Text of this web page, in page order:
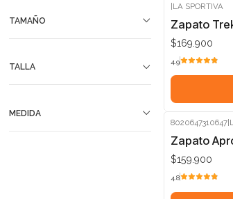
TAMAÑO
TALLA
MEDIDA
|LA SPORTIVA
Zapato
$169.900
4.9
8020647310647|
Zapato
$159.900
4.8